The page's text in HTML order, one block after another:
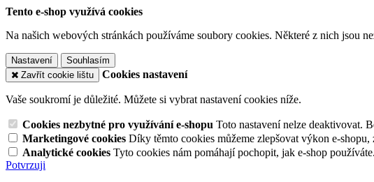
Tento e-shop využívá cookies
Na našich webových stránkách používáme soubory cookies. Některé z nich jsou
Nastavení
Souhlasím
Zavřít cookie lištu
Cookies nastavení
Vaše soukromí je důležité. Můžete si vybrat nastavení cookies níže.
Cookies nezbytné pro využívání e-shopu Toto nastavení nelze deaktivovat.
Marketingové cookies Díky těmto cookies můžeme zlepšovat výkon e-
Analytické cookies Tyto cookies nám pomáhají pochopit, jak e-shop
Potvrzuji